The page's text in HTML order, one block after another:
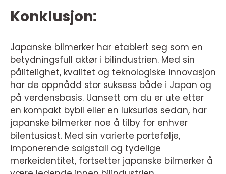
Konklusjon:
Japanske bilmerker har etablert seg som en
betydningsfull aktør i bilindustrien. Med sin
pålitelighet, kvalitet og teknologiske innovasjon
har de oppnådd stor suksess både i Japan og
på verdensbasis. Uansett om du er ute etter
en kompakt bybil eller en luksuriøs sedan, har
japanske bilmerker noe å tilby for enhver
bilentusiast. Med sin varierte portefølje,
imponerende salgstall og tydelige
merkeidentitet, fortsetter japanske bilmerker å